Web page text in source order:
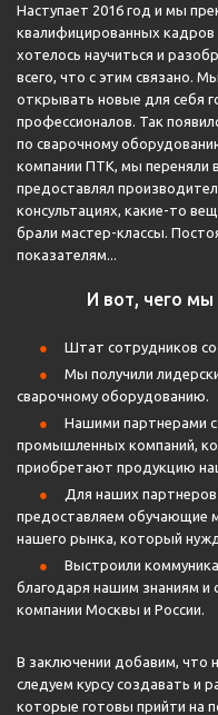
Наступает 2016 год и мы
квалифицированных кадров
хотелось научиться и
всего, что с этим связано.
открывать новые для себя
профессионалов. Так
по сварочному
компании ПТК, мы переняли
предоставлял
консультациях, какие-то
брали мастер-классы.
показателям...
И вот, чего мы
Штат сотрудников
Мы получили
сварочному оборудованию.
Нашими партнерами
промышленных компаний,
приобретают продукцию
Для наших
предоставляем обучающие
нашего рынка, который
Выстроили
благодаря нашим знаниям
компании Москвы и России.
В заключении добавим, что
следуем курсу создавать и
которые готовы прийти на